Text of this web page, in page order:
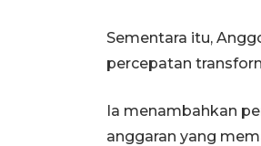
Sementara itu,
percepatan
Ia menambahkan
anggaran yang